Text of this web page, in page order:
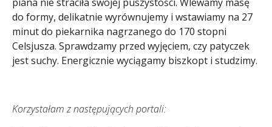
do formy, delikatnie wyrównujemy i wstawiamy na 27
minut do piekarnika nagrzanego do 170 stopni
Celsjusza. Sprawdzamy przed wyjęciem, czy patyczek
jest suchy. Energicznie wyciągamy biszkopt i studzimy.
Korzystałam z następujących portali: